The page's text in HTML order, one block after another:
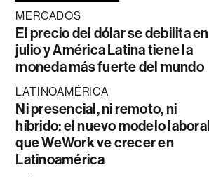
MERCADOS
El precio del dólar se debilita en
julio y América Latina tiene la
moneda más fuerte del mundo
LATINOAMÉRICA
Ni presencial, ni remoto, ni
híbrido: el nuevo modelo laboral
que WeWork ve crecer en
Latinoamérica